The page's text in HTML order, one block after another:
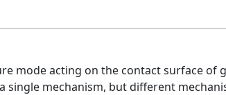
mode acting on the contact surface of
single mechanism, but different